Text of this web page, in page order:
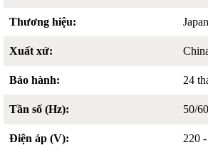
Thương hiệu:
Xuất xứ:
Bảo hành: 24
Tần số (Hz): 50/
Điện áp (V): 220